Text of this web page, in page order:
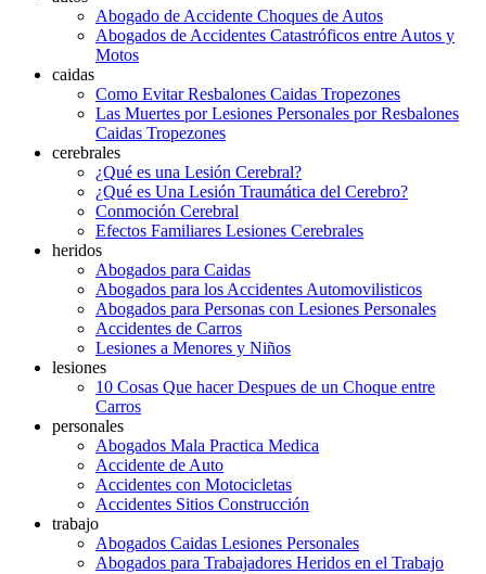
Abogado de Accidente Choques de Autos
Abogados de Accidentes Catastróficos entre Autos y
Motos
caidas
Como Evitar Resbalones Caidas Tropezones
Las Muertes por Lesiones Personales por Resbalones
Caidas Tropezones
cerebrales
¿Qué es una Lesión Cerebral?
¿Qué es Una Lesión Traumática del Cerebro?
Conmoción Cerebral
Efectos Familiares Lesiones Cerebrales
heridos
Abogados para Caidas
Abogados para los Accidentes Automovilisticos
Abogados para Personas con Lesiones Personales
Accidentes de Carros
Lesiones a Menores y Niños
lesiones
10 Cosas Que hacer Despues de un Choque entre
Carros
personales
Abogados Mala Practica Medica
Accidente de Auto
Accidentes con Motocicletas
Accidentes Sitios Construcción
trabajo
Abogados Caidas Lesiones Personales
Abogados para Trabajadores Heridos en el Trabajo